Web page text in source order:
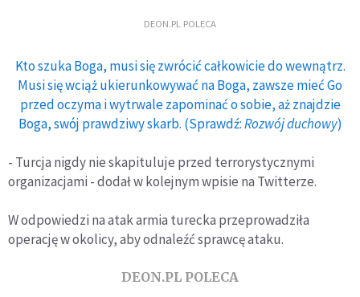
DEON.PL POLECA
Kto szuka Boga, musi się zwrócić całkowicie do wewnątrz.
Musi się wciąż ukierunkowywać na Boga, zawsze mieć Go
przed oczyma i wytrwale zapominać o sobie, aż znajdzie
Boga, swój prawdziwy skarb. (Sprawdź:Rozwój duchowy)
- Turcja nigdy nie skapituluje przed terrorystycznymi
organizacjami - dodał w kolejnym wpisie na Twitterze.
W odpowiedzi na atak armia turecka przeprowadziła
operację w okolicy, aby odnaleźć sprawcę ataku.
DEON.PL POLECA